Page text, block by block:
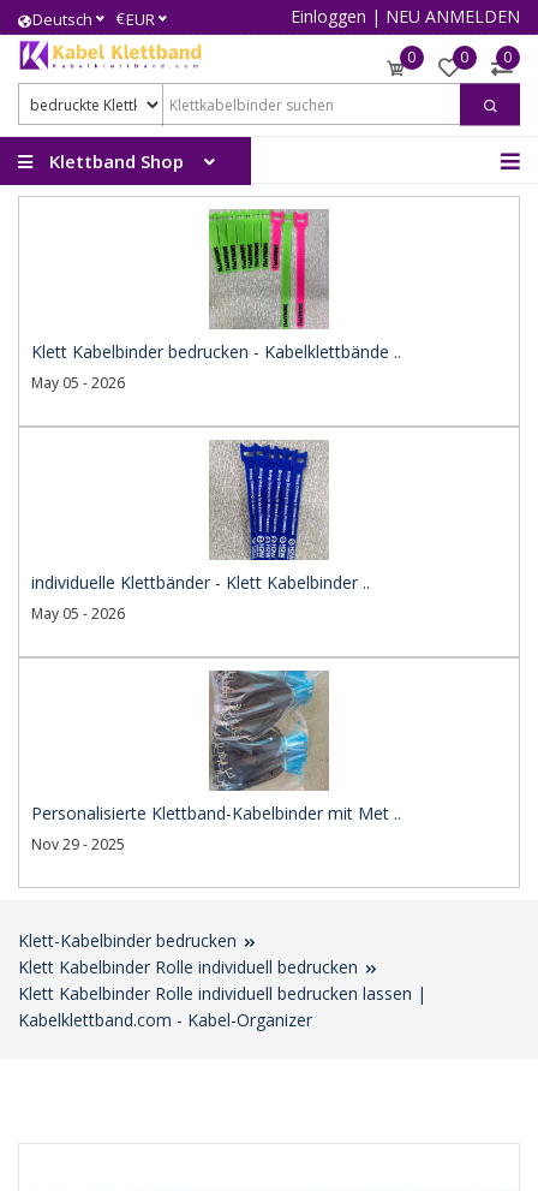
Deutsch €EUR Einloggen | NEU ANMELDEN
0 0 0
Klettband Shop
Klett Kabelbinder bedrucken - Kabelklettbände ..
May 05 - 2026
individuelle Klettbänder - Klett Kabelbinder ..
May 05 - 2026
Personalisierte Klettband-Kabelbinder mit Met ..
Nov 29 - 2025
Klett-Kabelbinder bedrucken
Klett Kabelbinder Rolle individuell bedrucken
Klett Kabelbinder Rolle individuell bedrucken lassen |
Kabelklettband.com - Kabel-Organizer